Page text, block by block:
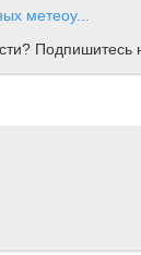
метеоу...
Подпишитесь